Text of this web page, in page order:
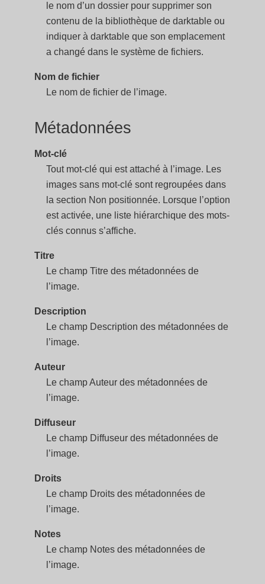
le nom d’un dossier pour supprimer son
contenu de la bibliothèque de darktable ou
indiquer à darktable que son emplacement
a changé dans le système de fichiers.
Nom de fichier
Le nom de fichier de l’image.
Métadonnées
Mot-clé
Tout mot-clé qui est attaché à l’image. Les
images sans mot-clé sont regroupées dans
la section Non positionnée. Lorsque l’option
est activée, une liste hiérarchique des mots-
clés connus s’affiche.
Titre
Le champ Titre des métadonnées de
l’image.
Description
Le champ Description des métadonnées de
l’image.
Auteur
Le champ Auteur des métadonnées de
l’image.
Diffuseur
Le champ Diffuseur des métadonnées de
l’image.
Droits
Le champ Droits des métadonnées de
l’image.
Notes
Le champ Notes des métadonnées de
l’image.